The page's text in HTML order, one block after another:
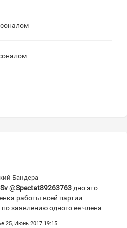
Бандера
@Spectat89263763 дно это
работы всей партии
по заявлению одного ее члена
25, Июнь 2017 19:15